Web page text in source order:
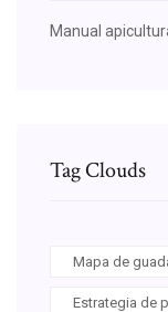
Manual
Tag Clouds
Mapa de
Estrategia de